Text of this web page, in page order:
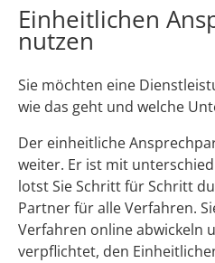
Einheitlichen
nutzen
Sie möchten eine
wie das geht und welche
Der einheitliche
weiter. Er ist mit
lotst Sie Schritt für Schritt
Partner für alle Verfahren.
Verfahren online abwickeln
verpflichtet, den